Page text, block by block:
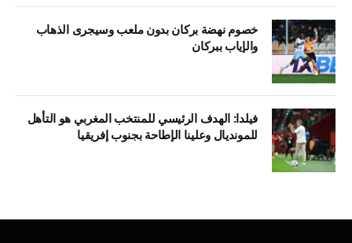
خصوم نهضة بركان بدون ملعب وسيجرى الذهاب
والإياب ببركان
فيلدا: الهدف الرئيسي للمنتخب المغربي هو التأهل
للمونديال وعلينا الإطاحة بجنوب إفريقيا